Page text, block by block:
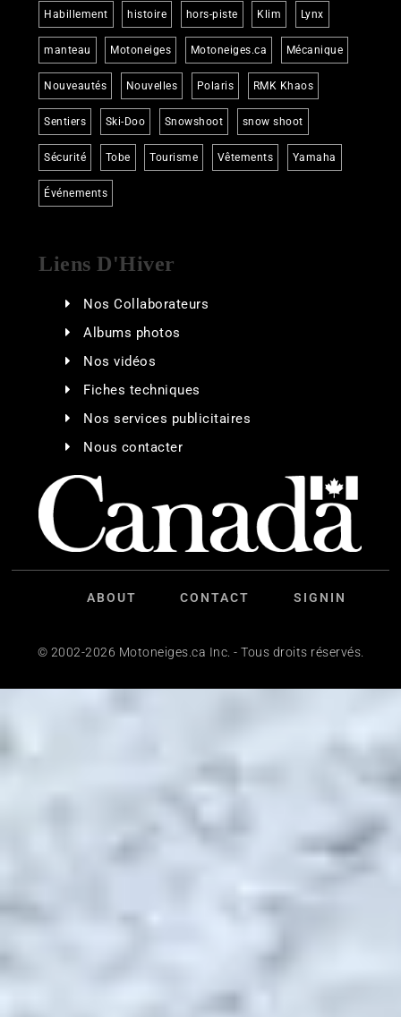
Habillement histoire hors-piste Klim Lynx
manteau Motoneiges Motoneiges.ca Mécanique
Nouveautés Nouvelles Polaris RMK Khaos
Sentiers Ski-Doo Snowshoot snow shoot
Sécurité Tobe Tourisme Vêtements Yamaha
Événements
Liens D'Hiver
Nos Collaborateurs
Albums photos
Nos vidéos
Fiches techniques
Nos services publicitaires
Nous contacter
ABOUT CONTACT SIGNIN
© 2002-2026 Motoneiges.ca Inc. - Tous droits réservés.